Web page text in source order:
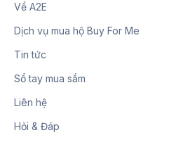
Về A2E
Dịch vụ mua hộ Buy For Me
Tin tức
Sổ tay mua sắm
Liên hệ
Hỏi & Đáp